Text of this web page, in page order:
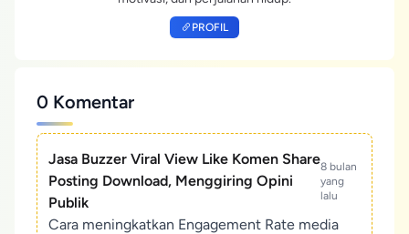
PROFIL
0 Komentar
Jasa Buzzer Viral View Like Komen Share
Posting Download, Menggiring Opini
Publik
8 bulan
yang
lalu
Cara meningkatkan Engagement Rate media